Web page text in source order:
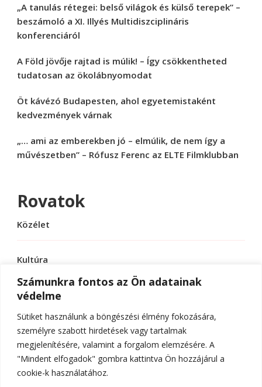
Számunkra fontos az Ön adatainak
védelme
Sütiket használunk a böngészési élmény fokozására,
személyre szabott hirdetések vagy tartalmak
megjelenítésére, valamint a forgalom elemzésére. A
"Mindent elfogadok" gombra kattintva Ön hozzájárul a
cookie-k használatához.
„A tanulás rétegei: belső világok és külső terepek” –
beszámoló a XI. Illyés Multidiszciplináris
konferenciáról
A Föld jövője rajtad is múlik! – Így csökkentheted
tudatosan az ökolábnyomodat
Öt kávézó Budapesten, ahol egyetemistaként
kedvezmények várnak
„… ami az emberekben jó – elmúlik, de nem így a
művészetben” – Rófusz Ferenc az ELTE Filmklubban
Rovatok
Közélet
Kultúra
Sport
Tudomány